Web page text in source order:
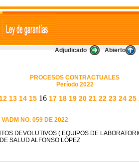
Adjudicado Abierto
PROCESOS CONTRACTUALES
Período 2022
12 13 14 15 16 17 18 19 20 21 22 23 24 25
VADM NO. 059 DE 2022
DEVOLUTIVOS ( EQUIPOS DE
SALUD ALFONSO LÓPEZ